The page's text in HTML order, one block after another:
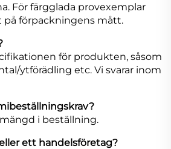
För färgglada provexemplar
på förpackningens mått.
för produkten, såsom
ytförädling etc. Vi svarar inom
i beställning.
ett handelsföretag?